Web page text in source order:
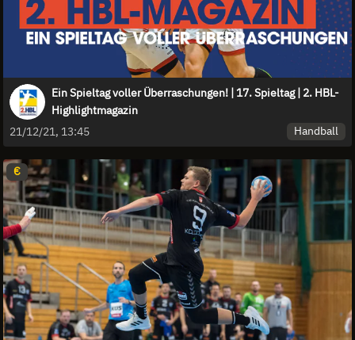
Ein Spieltag voller Überraschungen! | 17. Spieltag | 2. HBL-
Highlightmagazin
21/12/21, 13:45
Handball
€